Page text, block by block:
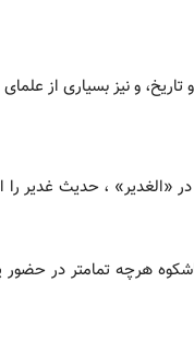
اهل سنت، (9) این آیه در شان علی بن
هرچه تمامتر در حضور